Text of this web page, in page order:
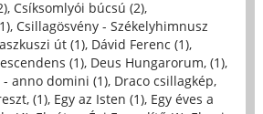
, Csíksomlyói búcsú (2),
, Csillagösvény - Székelyhimnusz
út (1), Dávid Ferenc (1),
(1), Deus Hungarorum, (1),
anno domini (1), Draco csillagkép,
(1), Egy az Isten (1), Egy éves a